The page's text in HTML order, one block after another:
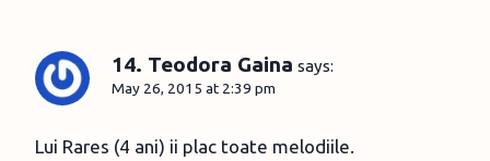
14. Teodora Gaina says:
May 26, 2015 at 2:39 pm
Lui Rares (4 ani) ii plac toate melodiile.